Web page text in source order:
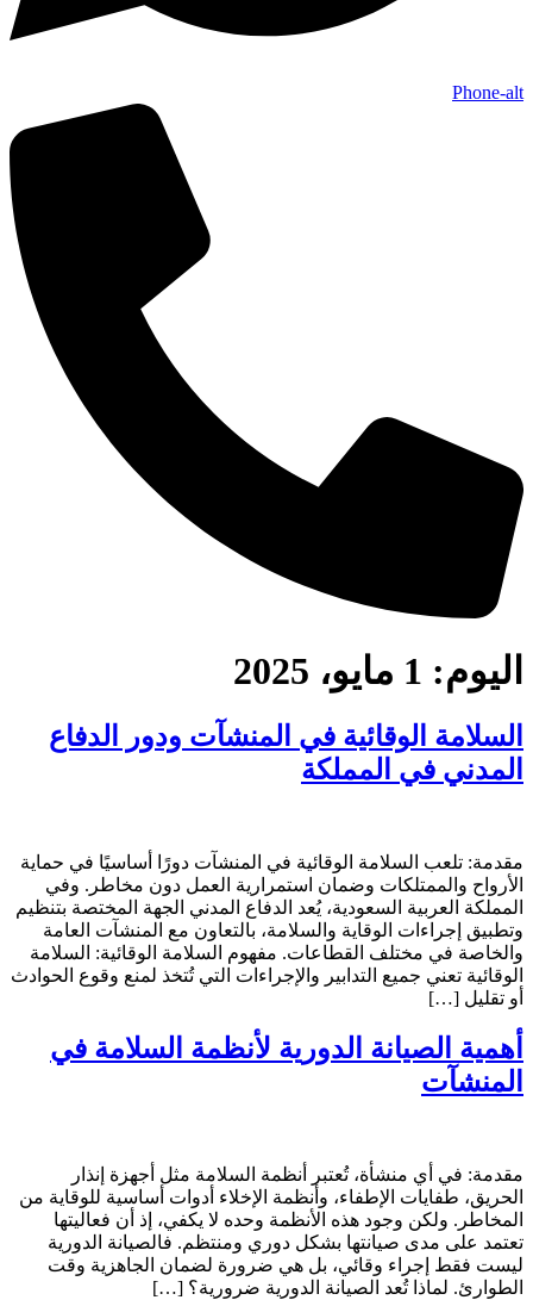
Phone-alt
اليوم: 1 مايو، 2025
السلامة الوقائية في المنشآت ودور الدفاع
المدني في المملكة
مقدمة: تلعب السلامة الوقائية في المنشآت دورًا أساسيًا في حماية
الأرواح والممتلكات وضمان استمرارية العمل دون مخاطر. وفي
المملكة العربية السعودية، يُعد الدفاع المدني الجهة المختصة بتنظيم
وتطبيق إجراءات الوقاية والسلامة، بالتعاون مع المنشآت العامة
والخاصة في مختلف القطاعات. مفهوم السلامة الوقائية: السلامة
الوقائية تعني جميع التدابير والإجراءات التي تُتخذ لمنع وقوع الحوادث
أو تقليل […]
أهمية الصيانة الدورية لأنظمة السلامة في
المنشآت
مقدمة: في أي منشأة، تُعتبر أنظمة السلامة مثل أجهزة إنذار
الحريق، طفايات الإطفاء، وأنظمة الإخلاء أدوات أساسية للوقاية من
المخاطر. ولكن وجود هذه الأنظمة وحده لا يكفي، إذ أن فعاليتها
تعتمد على مدى صيانتها بشكل دوري ومنتظم. فالصيانة الدورية
ليست فقط إجراء وقائي، بل هي ضرورة لضمان الجاهزية وقت
الطوارئ. لماذا تُعد الصيانة الدورية ضرورية؟ […]